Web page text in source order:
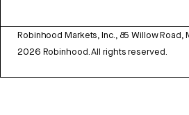
Robinhood Markets, Inc., 85 Willow Road,
2026 Robinhood. All rights reserved.